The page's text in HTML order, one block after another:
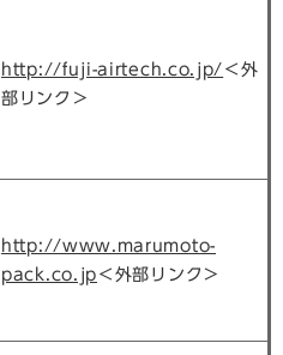
http://fuji-airtech.co.jp/ ＜外
部リンク＞
http://www.marumoto-
pack.co.jp ＜外部リンク＞